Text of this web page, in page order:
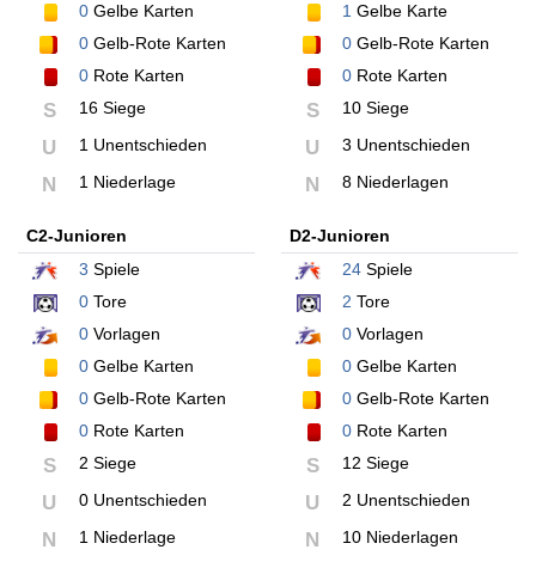
0 Gelbe Karten
0 Gelb-Rote Karten
0 Rote Karten
S 16 Siege
U 1 Unentschieden
N 1 Niederlage
1 Gelbe Karte
0Gelb-Rote Karten
0Rote Karten
S 10 Siege
U 3 Unentschieden
N 8 Niederlagen
C2-Junioren
3 Spiele
0 Tore
0 Vorlagen
0 Gelbe Karten
0 Gelb-Rote Karten
0 Rote Karten
S 2 Siege
U 0 Unentschieden
N 1 Niederlage
D2-Junioren
24Spiele
2 Tore
0Vorlagen
0Gelbe Karten
0Gelb-Rote Karten
0Rote Karten
S 12 Siege
U 2 Unentschieden
N 10 Niederlagen